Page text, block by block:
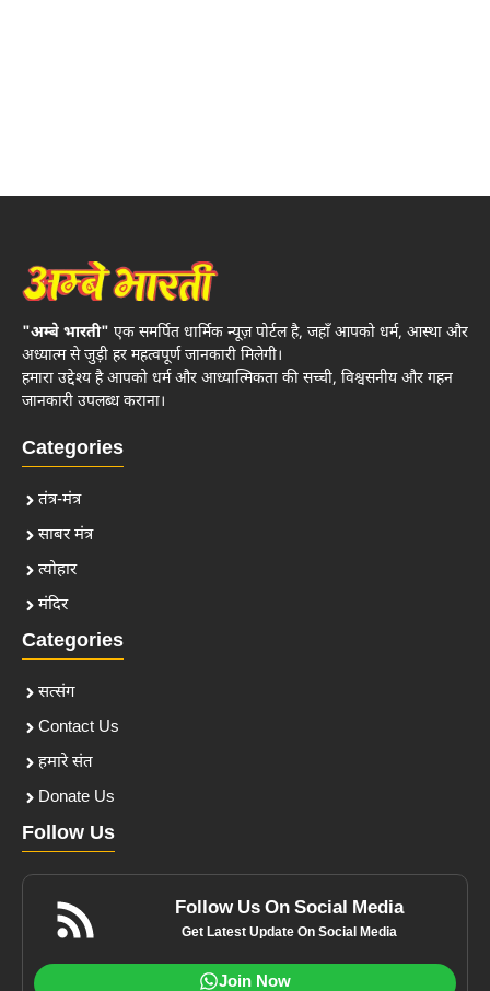
"अम्बे भारती" एक समर्पित धार्मिक न्यूज़ पोर्टल है, जहाँ आपको धर्म, आस्था और
अध्यात्म से जुड़ी हर महत्वपूर्ण जानकारी मिलेगी।
हमारा उद्देश्य है आपको धर्म और आध्यात्मिकता की सच्ची, विश्वसनीय और गहन
जानकारी उपलब्ध कराना।
Categories
तंत्र-मंत्र
साबर मंत्र
त्योहार
मंदिर
Categories
सत्संग
Contact Us
हमारे संत
Donate Us
Follow Us
Follow Us On Social Media
Get Latest Update On Social Media
Join Now